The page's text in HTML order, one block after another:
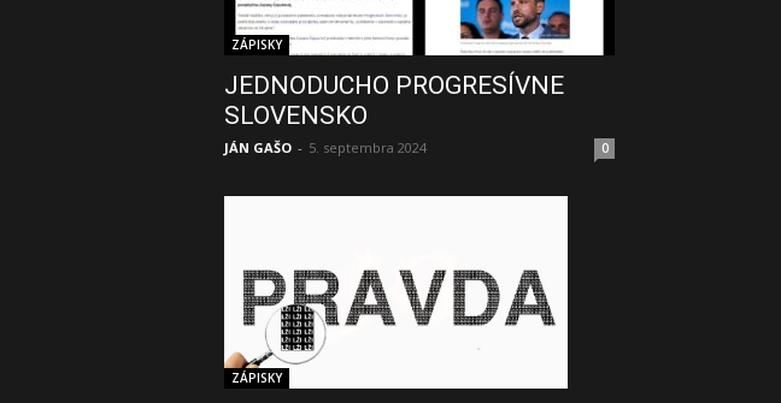
ZÁPISKY
JEDNODUCHO PROGRESÍVNE
SLOVENSKO
JÁN GAŠO - 5. septembra 2024 0
ZÁPISKY